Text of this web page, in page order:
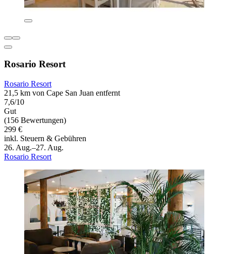
Rosario Resort
Rosario Resort
21,5 km von Cape San Juan entfernt
7,6/10
Gut
(156 Bewertungen)
299 €
inkl. Steuern & Gebühren
26. Aug.–27. Aug.
Rosario Resort